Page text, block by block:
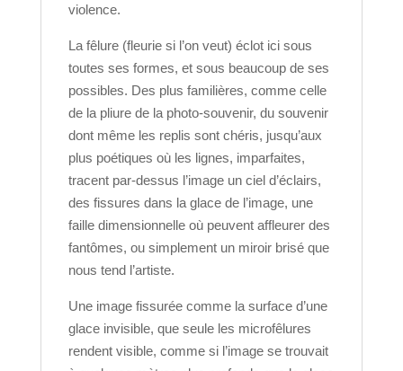
violence.
La fêlure (fleurie si l’on veut) éclot ici sous
toutes ses formes, et sous beaucoup de ses
possibles. Des plus familières, comme celle
de la pliure de la photo-souvenir, du souvenir
dont même les replis sont chéris, jusqu’aux
plus poétiques où les lignes, imparfaites,
tracent par-dessus l’image un ciel d’éclairs,
des fissures dans la glace de l’image, une
faille dimensionnelle où peuvent affleurer des
fantômes, ou simplement un miroir brisé que
nous tend l’artiste.
Une image fissurée comme la surface d’une
glace invisible, que seule les microfêlures
rendent visible, comme si l’image se trouvait